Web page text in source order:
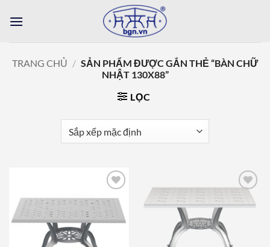
qua
TRANG CHỦ / SẢN PHẨM ĐƯỢC GẮN THẺ “BÀN CHỮ
NHẬT 130X88”
LỌC
Add to
wishlist
Add to
wishlist